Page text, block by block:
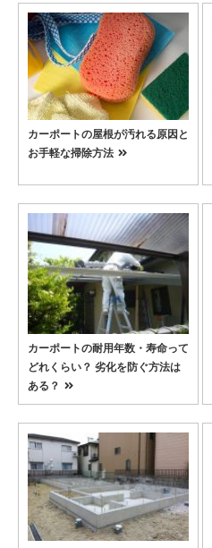
カーポートの屋根が汚れる原因と
お手軽な掃除方法
カーポートの耐用年数・寿命って
どれくらい？ 劣化を防ぐ方法は
ある？